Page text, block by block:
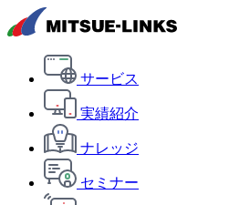
サービス
実績紹介
ナレッジ
セミナー